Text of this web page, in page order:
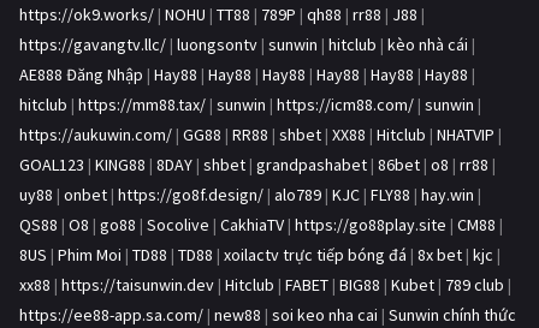
https://ok9.works/ | NOHU | TT88 | 789P | qh88 | rr88 | J88 |
https://gavangtv.llc/ | luongsontv | sunwin | hitclub | kèo nhà cái |
AE888 Đăng Nhập | Hay88 | Hay88 | Hay88 | Hay88 | Hay88 | Hay88 |
hitclub | https://mm88.tax/ | sunwin | https://icm88.com/ | sunwin |
https://aukuwin.com/ | GG88 | RR88 | shbet | XX88 | Hitclub | NHATVIP |
GOAL123 | KING88 | 8DAY | shbet | grandpashabet | 86bet | o8 | rr88 |
uy88 | onbet | https://go8f.design/ | alo789 | KJC | FLY88 | hay.win |
QS88 | O8 | go88 | Socolive | CakhiaTV | https://go88play.site | CM88 |
8US | Phim Moi | TD88 | TD88 | xoilactv trực tiếp bóng đá | 8x bet | kjc |
xx88 | https://taisunwin.dev | Hitclub | FABET | BIG88 | Kubet | 789 club |
https://ee88-app.sa.com/ | new88 | soi keo nha cai | Sunwin chính thức